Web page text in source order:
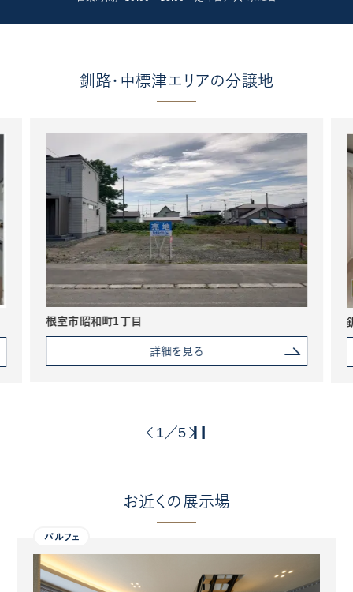
釧路・中標津エリアの分譲地
根室市昭和町1丁目
詳細を見る
1 ／5
お近くの展示場
パルフェ